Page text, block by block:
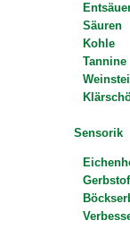
Säuren
Kohle
Tannine
Sensorik